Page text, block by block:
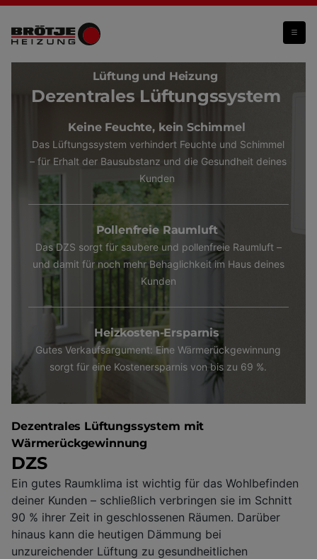
Lüftung und Heizung
Dezentrales Lüftungssystem
Keine Feuchte, kein Schimmel
Das Lüftungssystem verhindert Feuchte und Schimmel
– für Erhalt der Bausubstanz und die Gesundheit deines
Kunden
Pollenfreie Raumluft
Das DZS sorgt für saubere und pollenfreie Raumluft –
und damit für noch mehr Behaglichkeit im Haus deines
Kunden
Heizkosten-Ersparnis
Gutes Verkaufsargument: Eine Wärmerückgewinnung
sorgt für eine Kostenersparnis von bis zu 69 %.
Dezentrales Lüftungssystem mit
Wärmerückgewinnung
DZS
Ein gutes Raumklima ist wichtig für das Wohlbefinden
deiner Kunden – schließlich verbringen sie im Schnitt
90 % ihrer Zeit in geschlossenen Räumen. Darüber
hinaus kann die heutigen Dämmung bei
unzureichender Lüftung zu gesundheitlichen